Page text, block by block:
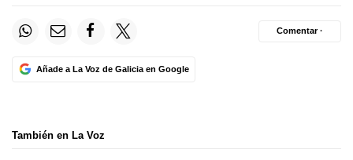
Añade a La Voz de Galicia en Google
Comentar ·
También en La Voz